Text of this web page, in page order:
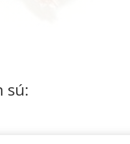
sú: